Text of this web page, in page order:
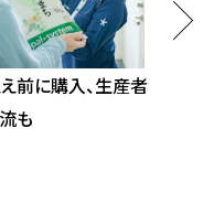
前に購入、生産者
も